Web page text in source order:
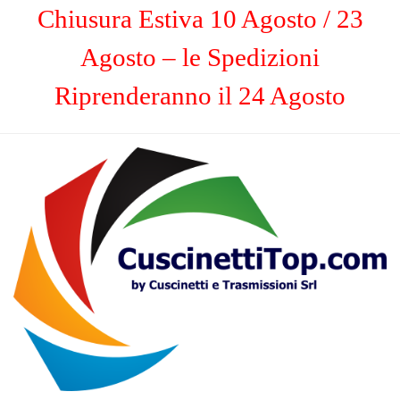
Chiusura Estiva 10 Agosto / 23
Agosto – le Spedizioni
Riprenderanno il 24 Agosto